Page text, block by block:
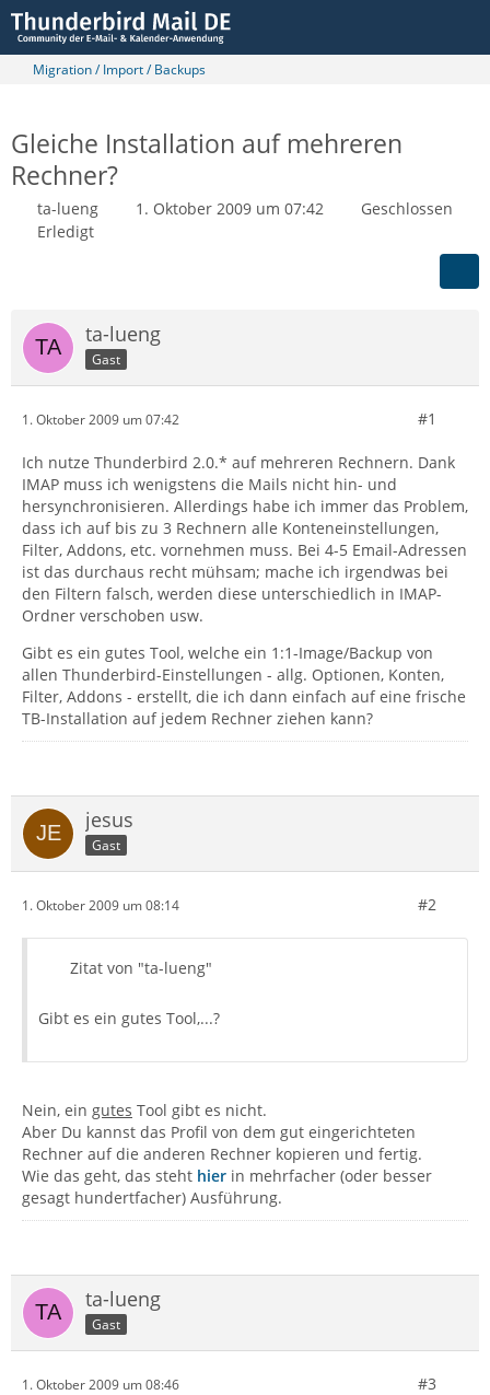
Migration / Import / Backups
Gleiche Installation auf mehreren
Rechner?
ta-lueng 1. Oktober 2009 um 07:42
Geschlossen
Erledigt
ta-lueng
Gast
1. Oktober 2009 um 07:42 #1
Ich nutze Thunderbird 2.0.* auf mehreren Rechnern. Dank
IMAP muss ich wenigstens die Mails nicht hin- und
hersynchronisieren. Allerdings habe ich immer das Problem,
dass ich auf bis zu 3 Rechnern alle Konteneinstellungen,
Filter, Addons, etc. vornehmen muss. Bei 4-5 Email-Adressen
ist das durchaus recht mühsam; mache ich irgendwas bei
den Filtern falsch, werden diese unterschiedlich in IMAP-
Ordner verschoben usw.
Gibt es ein gutes Tool, welche ein 1:1-Image/Backup von
allen Thunderbird-Einstellungen - allg. Optionen, Konten,
Filter, Addons - erstellt, die ich dann einfach auf eine frische
TB-Installation auf jedem Rechner ziehen kann?
jesus
Gast
1. Oktober 2009 um 08:14 #2
Zitat von "ta-lueng"
Gibt es ein gutes Tool,...?
Nein, ein gutes Tool gibt es nicht.
Aber Du kannst das Profil von dem gut eingerichteten
Rechner auf die anderen Rechner kopieren und fertig.
Wie das geht, das steht hier in mehrfacher (oder besser
gesagt hundertfacher) Ausführung.
ta-lueng
Gast
1. Oktober 2009 um 08:46 #3